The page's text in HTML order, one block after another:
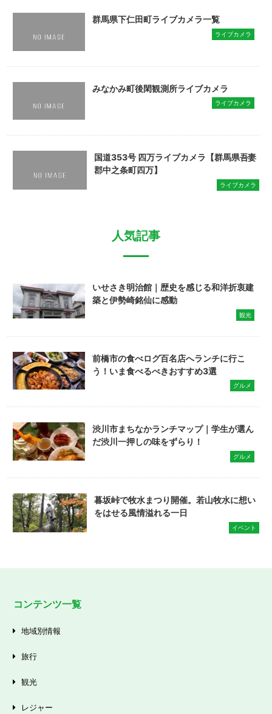
群馬県下仁田町ライブカメラ一覧
ライブカメラ
みなかみ町後閑観測所ライブカメラ
ライブカメラ
国道353号 四万ライブカメラ【群馬県吾妻
郡中之条町四万】
ライブカメラ
人気記事
いせさき明治館｜歴史を感じる和洋折衷建
築と伊勢崎銘仙に感動
観光
前橋市の食べログ百名店へランチに行こ
う！いま食べるべきおすすめ3選
グルメ
渋川市まちなかランチマップ｜学生が選ん
だ渋川一押しの味をずらり！
グルメ
暮坂峠で牧水まつり開催。若山牧水に想い
をはせる風情溢れる一日
イベント
コンテンツ一覧
地域別情報
旅行
観光
レジャー